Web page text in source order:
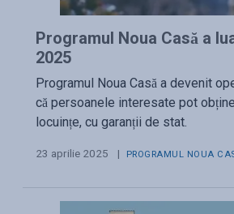
Programul Noua Casă a
2025
Programul Noua Casă a devenit
că persoanele interesate pot
locuințe, cu garanții de stat.
23 aprilie 2025 | PROGRAMUL NOUA